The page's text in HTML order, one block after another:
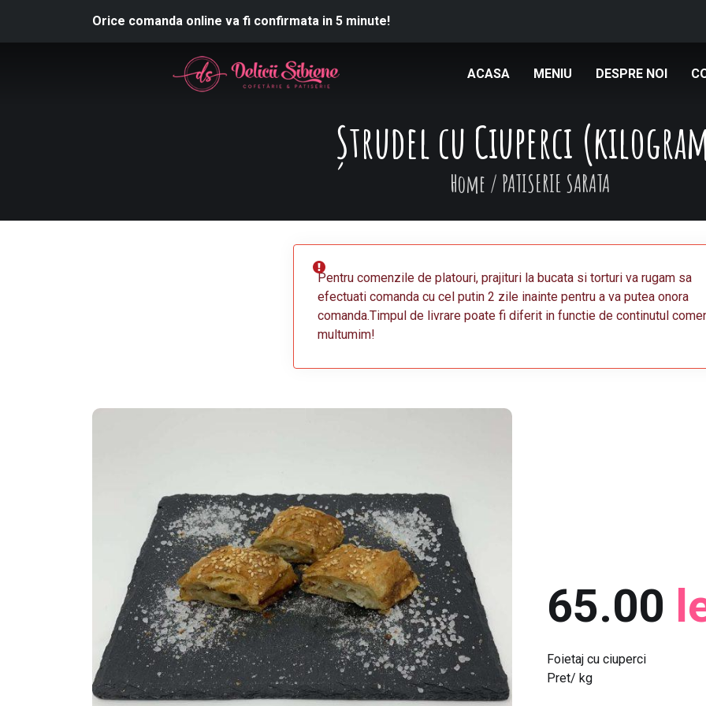
Orice comanda online va fi confirmata in 5 minute!
ACASA MENIU DESPRE NOI
Ștrudel cu Ciuperci
Home / PATISERIE SARATA
Pentru comenzile de platouri, prajituri la bucata si torturi va rugam sa
efectuati comanda cu cel putin 2 zile inainte pentru a va putea onora
comanda.Timpul de livrare poate fi diferit in functie de continutul
multumim!
65.00
Foietaj cu ciuperci
Pret/ kg